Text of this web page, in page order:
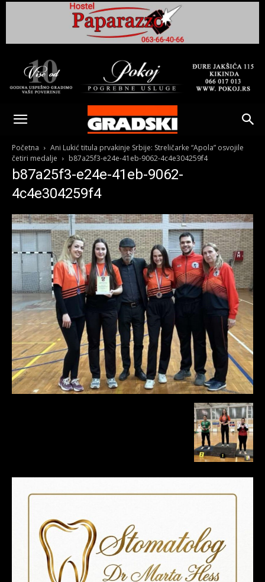
Gradski
Online
Kikinda
Početna
Ani Lukić titula prvakinje Srbije: Streličarke “Apola” osvojile
četiri medalje
b87a25f3-e24e-41eb-9062-4c4e304259f4
b87a25f3-e24e-41eb-9062-
4c4e304259f4